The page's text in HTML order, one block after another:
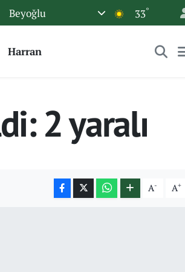
Beyoğlu 33°
Harran
2 yaralı
A- A+